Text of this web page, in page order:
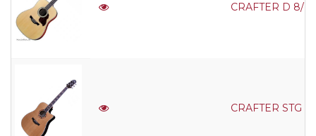
CRAFTER D 8/
CRAFTER STG